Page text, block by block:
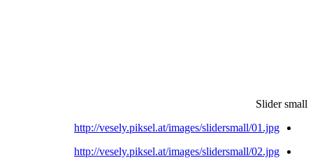
Slider small
http://vesely.piksel.at/images/slidersmall/01.jpg
http://vesely.piksel.at/images/slidersmall/02.jpg